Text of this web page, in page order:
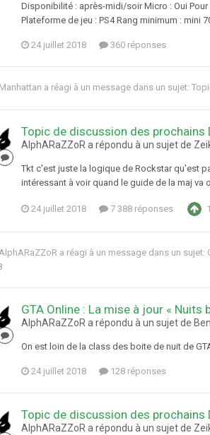
Disponibilité : après-midi/soir Micro : Oui
Plateforme de jeu : PS4 Rang minimum : mini
24 juillet 2018 360 réponses
a réagi à un message dans un sujet:
Topic de discussion des prochains
AlphARaZZoR a répondu à un sujet de
Tkt c'est juste la logique de Rockstar qu'est
intéressant à voir quand le guide de la maj
24 juillet 2018 7 388 réponses 1
a réagi à un message dans un sujet:
GTA Online : La mise à jour «
AlphARaZZoR a répondu à un sujet de
On est loin de la class des boite de nuit de
24 juillet 2018 128 réponses
Topic de discussion des prochains
AlphARaZZoR a répondu à un sujet de